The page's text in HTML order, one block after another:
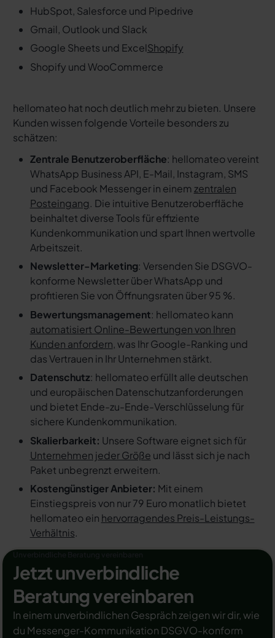
HubSpot, Salesforce und Pipedrive
Gmail, Outlook und Slack
Google Sheets und ExcelShopify
Shopify und WooCommerce
hellomateo hat noch deutlich mehr zu bieten. Unsere
Kunden wissen folgende Vorteile besonders zu
schätzen:
Zentrale Benutzeroberfläche: hellomateo vereint
WhatsApp Business API, E-Mail, Instagram, SMS
und Facebook Messenger in einem zentralen
Posteingang. Die intuitive Benutzeroberfläche
beinhaltet diverse Tools für effiziente
Kundenkommunikation und spart Ihnen wertvolle
Arbeitszeit.
Newsletter-Marketing: Versenden Sie DSGVO-
konforme Newsletter über WhatsApp und
profitieren Sie von Öffnungsraten über 95 %.
Bewertungsmanagement: hellomateo kann
automatisiert Online-Bewertungen von Ihren
Kunden anfordern, was Ihr Google-Ranking und
das Vertrauen in Ihr Unternehmen stärkt.
Datenschutz: hellomateo erfüllt alle deutschen
und europäischen Datenschutzanforderungen
und bietet Ende-zu-Ende-Verschlüsselung für
sichere Kundenkommunikation.
Skalierbarkeit: Unsere Software eignet sich für
Unternehmen jeder Größe und lässt sich je nach
Paket unbegrenzt erweitern.
Kostengünstiger Anbieter: Mit einem
Einstiegspreis von nur 79 Euro monatlich bietet
hellomateo ein hervorragendes Preis-Leistungs-
Verhältnis.
Jetzt unverbindliche
Beratung vereinbaren
In einem unverbindlichen Gespräch zeigen wir dir, wie
du Messenger-Kommunikation DSGVO-konform